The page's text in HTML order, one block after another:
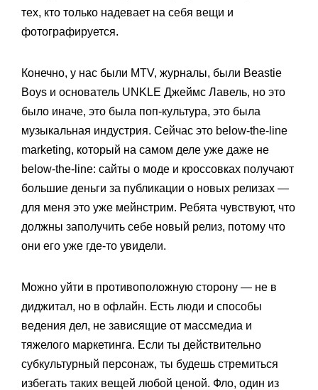
тех, кто только надевает на себя вещи и
фотографируется.
Конечно, у нас были MTV, журналы, были Beastie
Boys и основатель UNKLE Джеймс Лавель, но это
было иначе, это была поп-культура, это была
музыкальная индустрия. Сейчас это below-the-line
marketing, который на самом деле уже даже не
below-the-line: сайты о моде и кроссовках получают
большие деньги за публикации о новых релизах —
для меня это уже мейнстрим. Ребята чувствуют, что
должны заполучить себе новый релиз, потому что
они его уже где-то увидели.
Можно уйти в противоположную сторону — не в
диджитал, но в офлайн. Есть люди и способы
ведения дел, не зависящие от массмедиа и
тяжелого маркетинга. Если ты действительно
субкультурный персонаж, ты будешь стремиться
избегать таких вещей любой ценой. Фло, один из